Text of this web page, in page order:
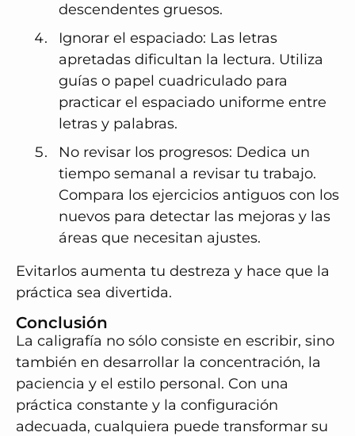
descendentes gruesos.
Ignorar el espaciado: Las letras
apretadas dificultan la lectura. Utiliza
guías o papel cuadriculado para
practicar el espaciado uniforme entre
letras y palabras.
No revisar los progresos: Dedica un
tiempo semanal a revisar tu trabajo.
Compara los ejercicios antiguos con los
nuevos para detectar las mejoras y las
áreas que necesitan ajustes.
Evitarlos aumenta tu destreza y hace que la
práctica sea divertida.
Conclusión
La caligrafía no sólo consiste en escribir, sino
también en desarrollar la concentración, la
paciencia y el estilo personal. Con una
práctica constante y la configuración
adecuada, cualquiera puede transformar su